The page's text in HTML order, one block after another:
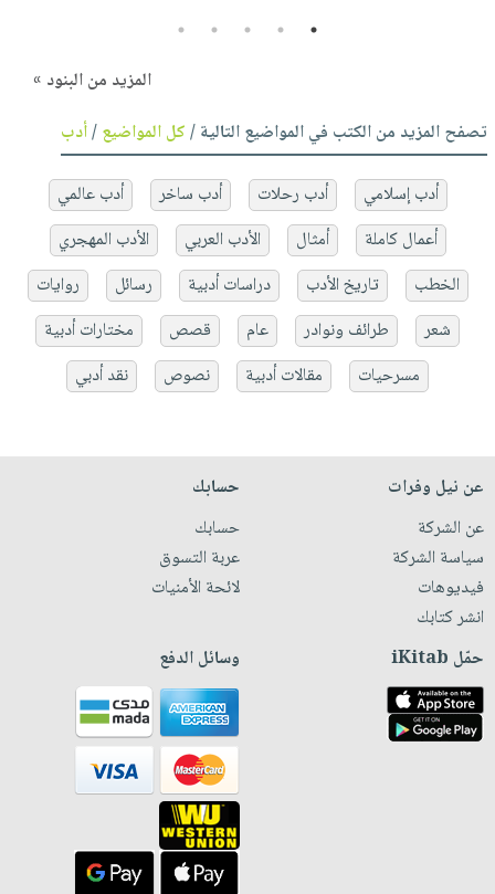
1
2
3
4
5
المزيد من البنود »
تصفح المزيد من الكتب في المواضيع التالية /كل المواضيع/أدب
أدب إسلامي أدب رحلات أدب ساخر
أدب عالمي
أعمال كاملة
أمثال الأدب العربي
الأدب المهجري
الخطب
تاريخ الأدب دراسات أدبية رسائل
روايات
شعر
طرائف ونوادر عام قصص
مختارات أدبية
مسرحيات
مقالات أدبية نصوص نقد أدبي
عن نيل وفرات
عن الشركة
سياسة الشركة
فيديوهات
انشر كتابك
حسابك
حسابك
عربة التسوق
لائحة الأمنيات
حمّل iKitab وسائل الدفع